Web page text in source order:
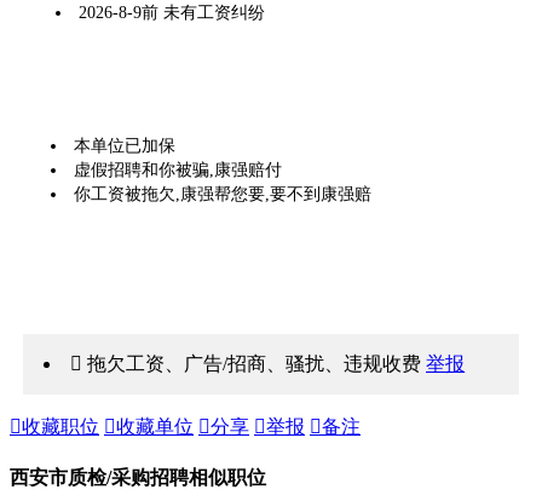
2026-8-9前 未有工资纠纷
本单位已加保
虚假招聘和你被骗,康强赔付
你工资被拖欠,康强帮您要,要不到康强赔
 拖欠工资、广告/招商、骚扰、违规收费举报
收藏职位 收藏单位 分享 举报 备注
西安市质检/采购招聘相似职位